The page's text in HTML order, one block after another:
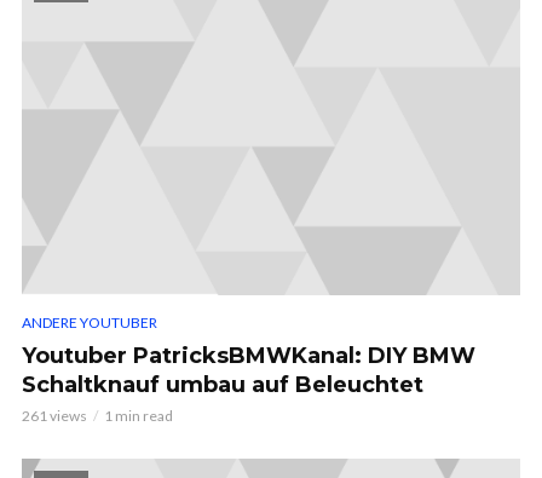
ANDERE YOUTUBER
Youtuber PatricksBMWKanal: DIY BMW
Schaltknauf umbau auf Beleuchtet
261 views 1 min read